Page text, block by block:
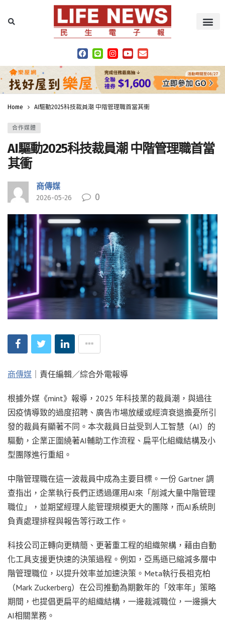
Home AI驅動2025科技裁員潮 中階管理職首當其衝
合作媒體
AI驅動2025科技裁員潮 中階管理職首當
其衝
商傳媒
2026-05-26 0
商傳媒 ｜責任編輯／綜合外電報導
根據外媒《mint》報導，2025 年科技業的裁員潮，與過往
因疫情導致的過度招聘、廣告市場放緩或經濟衰退擔憂所引
發的裁員有顯著不同。本次裁員日益受到人工智慧（AI）的
驅動，企業正圍繞著AI輔助工作流程、扁平化組織結構及小
型團隊進行重組。
中階管理職在這一波裁員中成為主要目標。一份 Gartner 調
查指出，企業執行長們正透過運用AI來「削減大量中階管理
職位」，並期望經理人能管理規模更大的團隊，而AI系統則
負責處理排程與報告等行政工作。
科技公司正轉向更精簡、更著重工程的組織架構，藉由自動
化工具支援更快速的決策過程。例如，亞馬遜已縮減多層中
階管理職位，以提升效率並加速決策。Meta執行長祖克柏
（Mark Zuckerberg）在公司推動為期數年的「效率年」策略
期間，也提倡更扁平的組織結構，一邊裁減職位，一邊擴大
AI相關業務。